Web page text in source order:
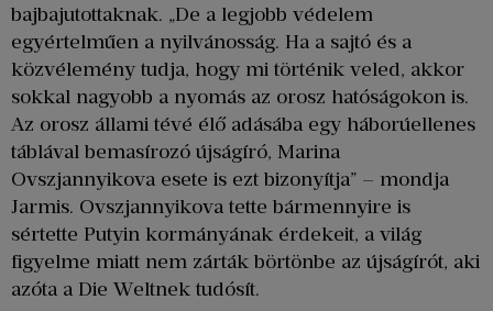
bajbajutottaknak. „De a legjobb védelem
egyértelműen a nyilvánosság. Ha a sajtó és a
közvélemény tudja, hogy mi történik veled, akkor
sokkal nagyobb a nyomás az orosz hatóságokon is.
Az orosz állami tévé élő adásába egy háborúellenes
táblával bemasírozó újságíró, Marina
Ovszjannyikova esete is ezt bizonyítja” – mondja
Jarmis. Ovszjannyikova tette bármennyire is
sértette Putyin kormányának érdekeit, a világ
figyelme miatt nem zárták börtönbe az újságírót, aki
azóta a Die Weltnek tudósít.